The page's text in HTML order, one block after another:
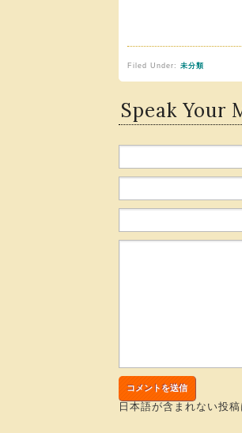
Filed Under: 未分類
Speak Your
日本語が含まれない投